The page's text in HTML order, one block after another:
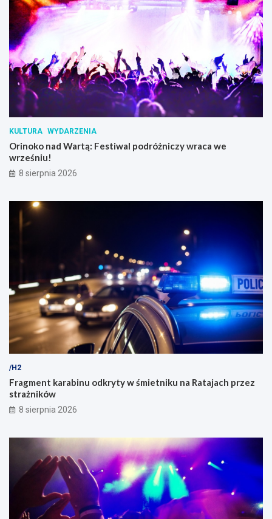
KULTURA WYDARZENIA
Orinoko nad Wartą: Festiwal podróżniczy wraca we
wrześniu!
8 sierpnia 2026
/H2
Fragment karabinu odkryty w śmietniku na Ratajach przez
strażników
8 sierpnia 2026